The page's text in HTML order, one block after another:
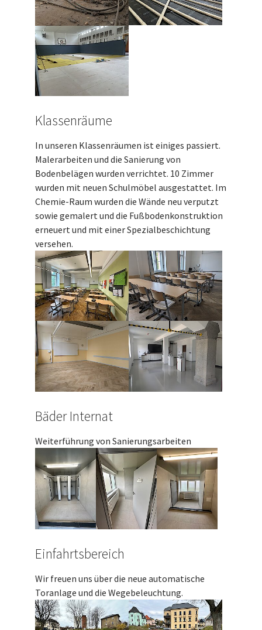
Klassenräume
In unseren Klassenräumen ist einiges passiert.
Malerarbeiten und die Sanierung von
Bodenbelägen wurden verrichtet. 10 Zimmer
wurden mit neuen Schulmöbel ausgestattet. Im
Chemie-Raum wurden die Wände neu verputzt
sowie gemalert und die Fußbodenkonstruktion
erneuert und mit einer Spezialbeschichtung
versehen.
Bäder Internat
Weiterführung von Sanierungsarbeiten
Einfahrtsbereich
Wir freuen uns über die neue automatische
Toranlage und die Wegebeleuchtung.